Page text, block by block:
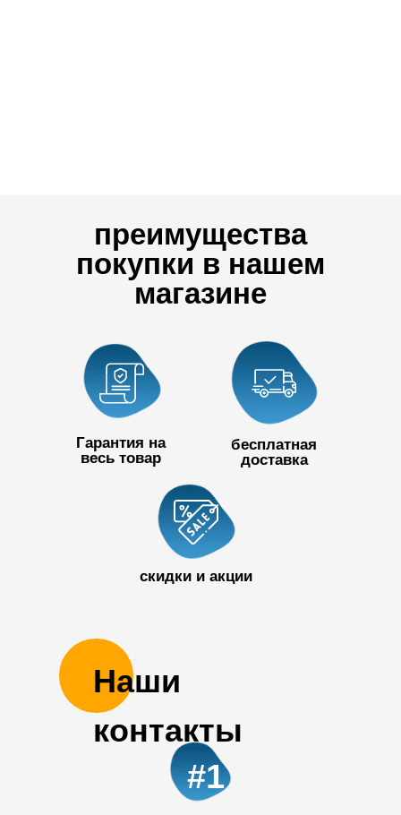
преимущества
покупки в нашем
магазине
Гарантия на
весь товар
бесплатная
доставка
скидки и акции
Наши
контакты
#1
+7 727 390
50 32